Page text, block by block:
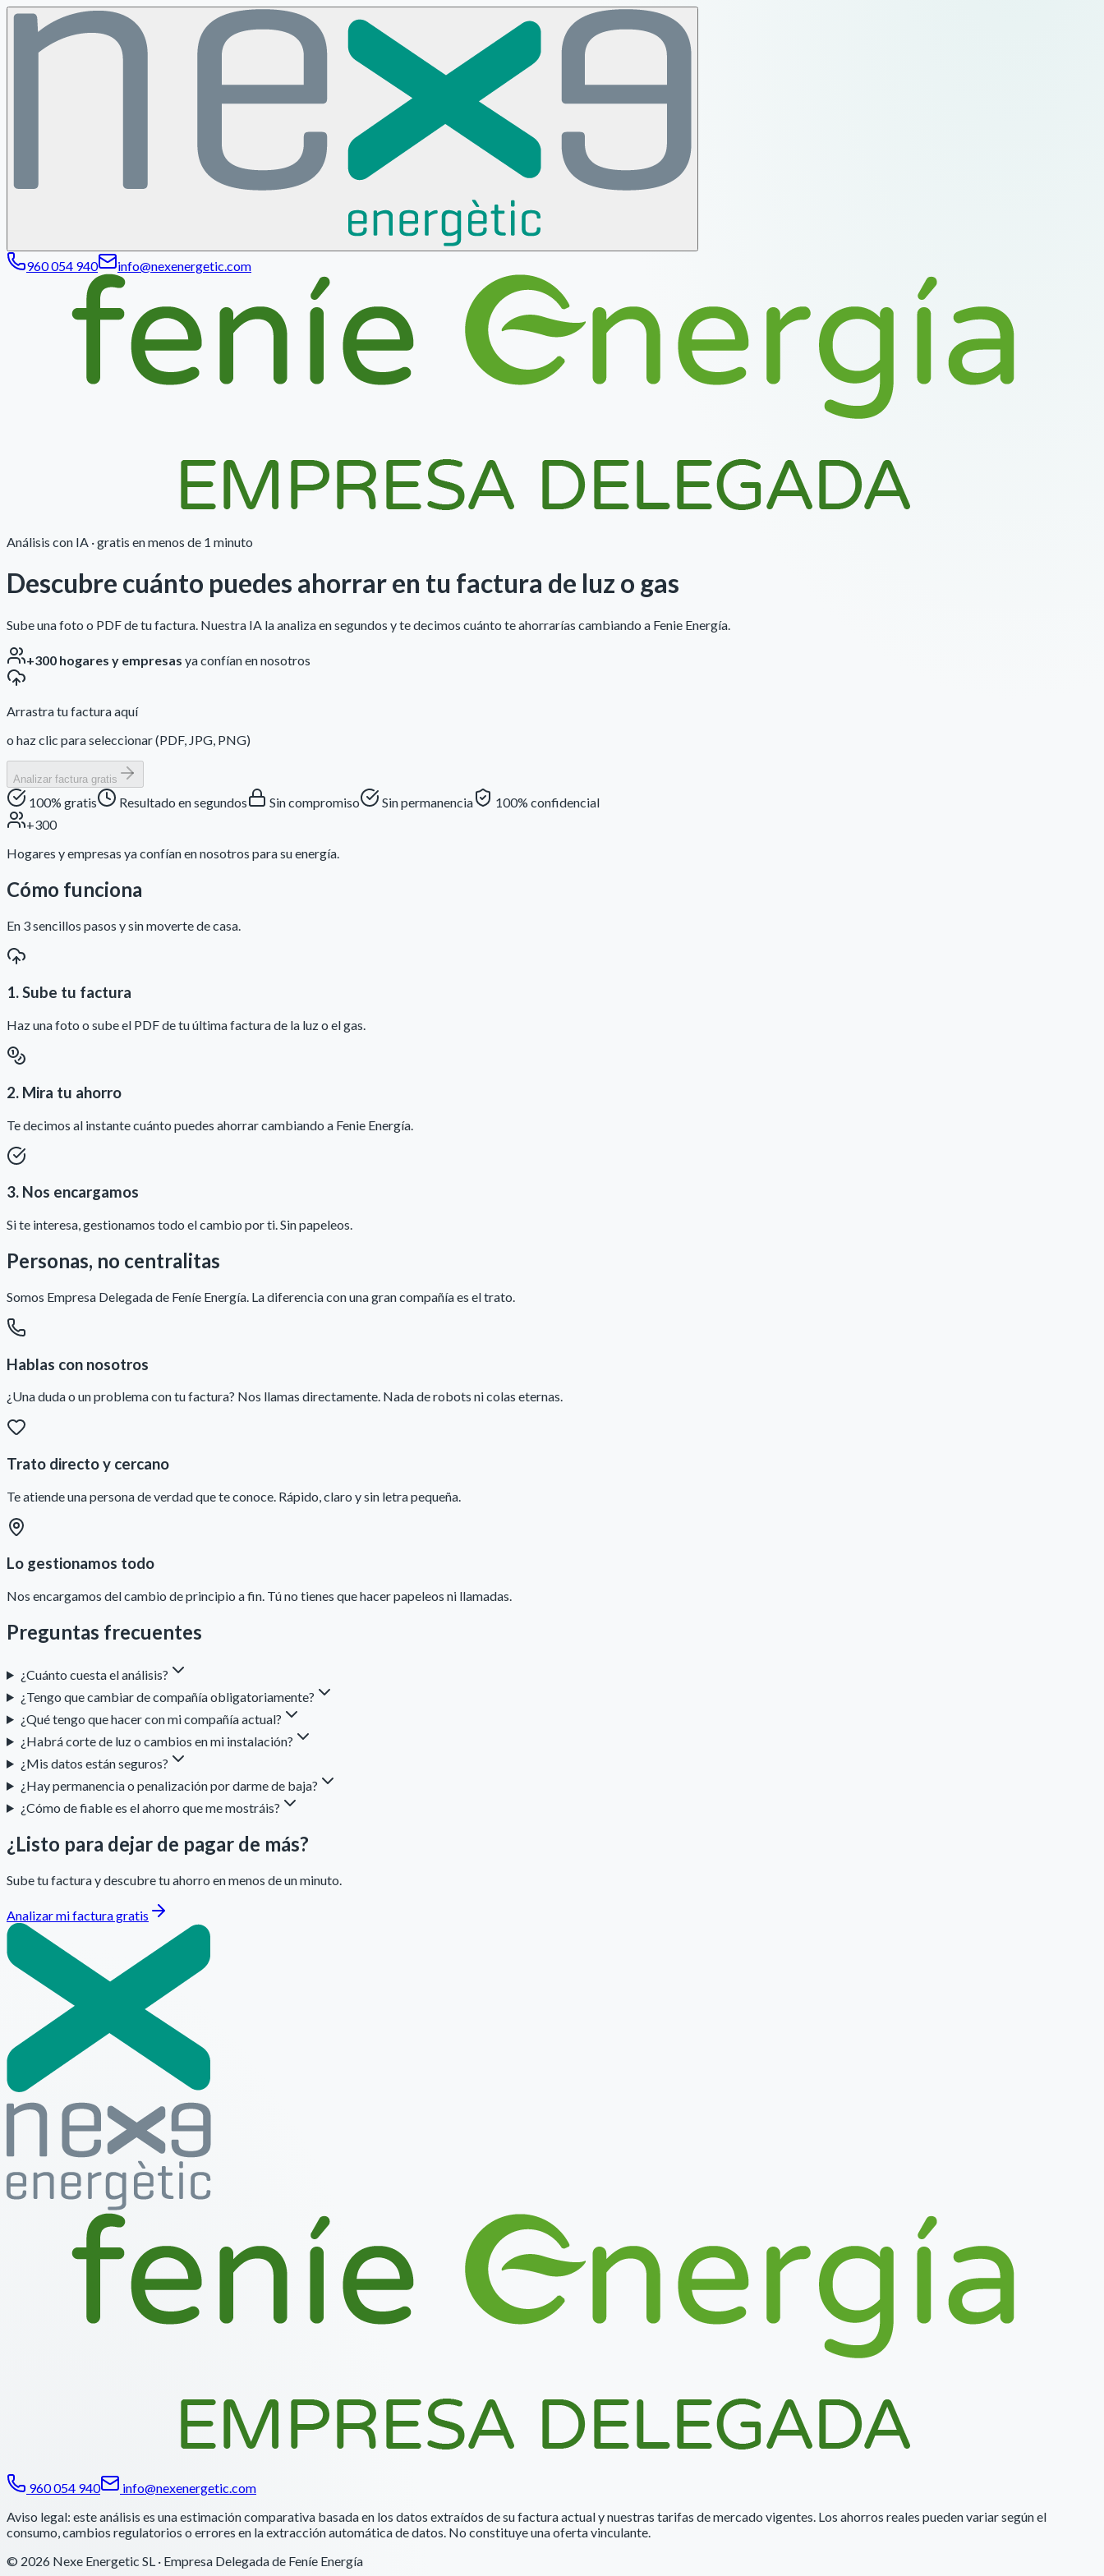
960 054 940 info@nexenergetic.com
Análisis con IA · gratis en menos de 1 minuto
Descubre cuánto puedes ahorraren tu factura de luz o gas
Sube una foto o PDF de tu factura. Nuestra IA la analiza en segundos y te decimos cuánto te ahorrarías cambiando a Fenie Energía.
+300 hogares y empresas ya confían en nosotros
Arrastra tu factura aquí
o haz clic para seleccionar (PDF, JPG, PNG)
Analizar factura gratis
100% gratis Resultado en segundos Sin compromiso Sin permanencia
100% confidencial
+300
Hogares y empresas ya confían en nosotros para su energía.
Cómo funciona
En 3 sencillos pasos y sin moverte de casa.
1. Sube tu factura
Haz una foto o sube el PDF de tu última factura de la luz o el gas.
2. Mira tu ahorro
Te decimos al instante cuánto puedes ahorrar cambiando a Fenie Energía.
3. Nos encargamos
Si te interesa, gestionamos todo el cambio por ti. Sin papeleos.
Personas, no centralitas
Somos Empresa Delegada de Feníe Energía. La diferencia con una gran compañía es el trato.
Hablas con nosotros
¿Una duda o un problema con tu factura? Nos llamas directamente. Nada de robots ni colas eternas.
Trato directo y cercano
Te atiende una persona de verdad que te conoce. Rápido, claro y sin letra pequeña.
Lo gestionamos todo
Nos encargamos del cambio de principio a fin. Tú no tienes que hacer papeleos ni llamadas.
Preguntas frecuentes
¿Cuánto cuesta el análisis?
¿Tengo que cambiar de compañía obligatoriamente?
¿Qué tengo que hacer con mi compañía actual?
¿Habrá corte de luz o cambios en mi instalación?
¿Mis datos están seguros?
¿Hay permanencia o penalización por darme de baja?
¿Cómo de fiable es el ahorro que me mostráis?
¿Listo para dejar de pagar de más?
Sube tu factura y descubre tu ahorro en menos de un minuto.
Analizar mi factura gratis
960 054 940
info@nexenergetic.com
Aviso legal: este análisis es una estimación comparativa basada en los datos extraídos de su factura actual y nuestras tarifas de mercado vigentes. Los ahorros reales pueden variar según el
consumo, cambios regulatorios o errores en la extracción automática de datos. No constituye una oferta vinculante.
© 2026 Nexe Energetic SL · Empresa Delegada de Feníe Energía